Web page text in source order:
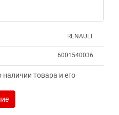
RENAULT
6001540036
товара и его